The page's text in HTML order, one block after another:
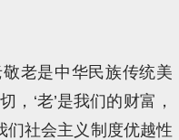
老是中华民族传统美
，‘老’是我们的财富，
们社会主义制度优越性